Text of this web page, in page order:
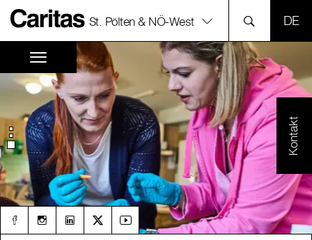
St. Pölten & NÖ-West
Kontakt